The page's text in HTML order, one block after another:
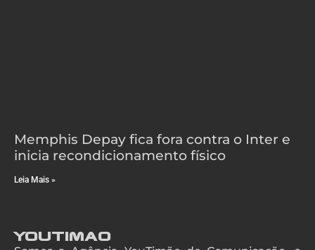
Memphis Depay fica fora contra o Inter e
inicia recondicionamento físico
Leia Mais »
YouTimao